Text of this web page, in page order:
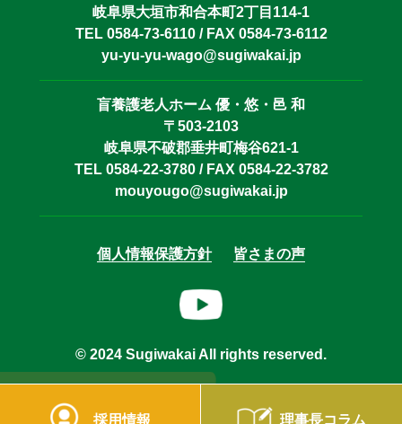
採用情報 理事長コラム
岐阜県大垣市和合本町2丁目114-1
TEL 0584-73-6110 / FAX 0584-73-6112
yu-yu-yu-wago@sugiwakai.jp
盲養護老人ホーム 優・悠・邑 和
〒503-2103
岐阜県不破郡垂井町梅谷621-1
TEL 0584-22-3780 / FAX 0584-22-3782
mouyougo@sugiwakai.jp
個人情報保護方針 皆さまの声
© 2024 Sugiwakai All rights reserved.